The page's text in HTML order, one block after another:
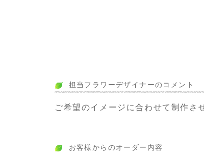
担当フラワーデザイナーのコメント
ご希望のイメージに合わせて制作さ
お客様からのオーダー内容